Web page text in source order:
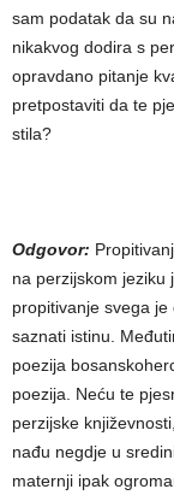
sam podatak da su
nikakvog dodira s
opravdano pitanje
pretpostaviti da te
stila?
Odgovor:
na perzijskom jeziku
propitivanje svega
saznati istinu.
poezija
poezija. Neću te
perzijske
nađu negdje u
maternji ipak